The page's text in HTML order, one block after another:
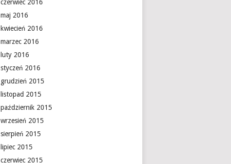
czerwiec 2016
maj 2016
kwiecień 2016
marzec 2016
luty 2016
styczeń 2016
grudzień 2015
listopad 2015
październik 2015
wrzesień 2015
sierpień 2015
lipiec 2015
czerwiec 2015